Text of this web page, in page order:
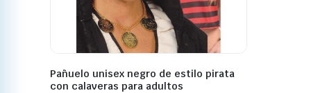
Pañuelo unisex negro de estilo pirata
con calaveras para adultos